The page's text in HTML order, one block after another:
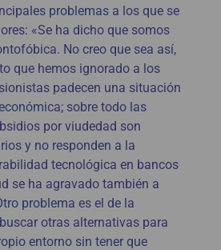
problemas a los que se
«Se ha dicho que somos
No creo que sea así,
que hemos ignorado a los
padecen una situación
sobre todo las
por viudedad son
y no responden a la
tecnológica en bancos
se ha agravado también a
problema es el de la
otras alternativas para
entorno sin tener que